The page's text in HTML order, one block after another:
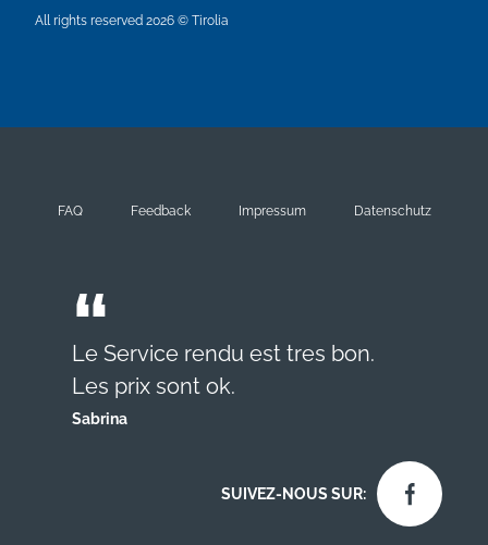
All rights reserved 2026 © Tirolia
FAQ Feedback Impressum Datenschutz
Le Service rendu est tres bon.
Les prix sont ok.
Sabrina
SUIVEZ-NOUS SUR: